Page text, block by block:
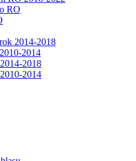
RO
2014-2018
2014
2018
2014